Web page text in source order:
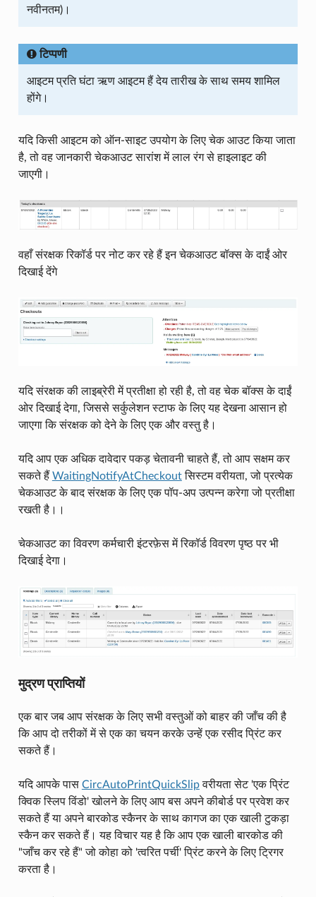
नवीनतम)।
टिप्पणी
आइटम प्रति घंटा ऋण आइटम हैं देय तारीख के साथ समय शामिल
होंगे।
यदि किसी आइटम को ऑन-साइट उपयोग के लिए चेक आउट किया जाता
है, तो वह जानकारी चेकआउट सारांश में लाल रंग से हाइलाइट की
जाएगी।
वहाँ संरक्षक रिकॉर्ड पर नोट कर रहे हैं इन चेकआउट बॉक्स के दाईं ओर
दिखाई देंगे
यदि संरक्षक की लाइब्रेरी में प्रतीक्षा हो रही है, तो वह चेक बॉक्स के दाईं
ओर दिखाई देगा, जिससे सर्कुलेशन स्टाफ के लिए यह देखना आसान हो
जाएगा कि संरक्षक को देने के लिए एक और वस्तु है।
यदि आप एक अधिक दावेदार पकड़ चेतावनी चाहते हैं, तो आप सक्षम कर
सकते हैं WaitingNotifyAtCheckoutसिस्टम वरीयता, जो प्रत्येक
चेकआउट के बाद संरक्षक के लिए एक पॉप-अप उत्पन्न करेगा जो प्रतीक्षा
रखती है।।
चेकआउट का विवरण कर्मचारी इंटरफ़ेस में रिकॉर्ड विवरण पृष्ठ पर भी
दिखाई देगा।
मुद्रण प्राप्तियों
एक बार जब आप संरक्षक के लिए सभी वस्तुओं को बाहर की जाँच की है
कि आप दो तरीकों में से एक का चयन करके उन्हें एक रसीद प्रिंट कर
सकते हैं।
यदि आपके पास CircAutoPrintQuickSlipवरीयता सेट 'एक प्रिंट
क्विक स्लिप विंडो' खोलने के लिए आप बस अपने कीबोर्ड पर प्रवेश कर
सकते हैं या अपने बारकोड स्कैनर के साथ कागज का एक खाली टुकड़ा
स्कैन कर सकते हैं। यह विचार यह है कि आप एक खाली बारकोड की
"जाँच कर रहे हैं" जो कोहा को 'त्वरित पर्ची' प्रिंट करने के लिए ट्रिगर
करता है।